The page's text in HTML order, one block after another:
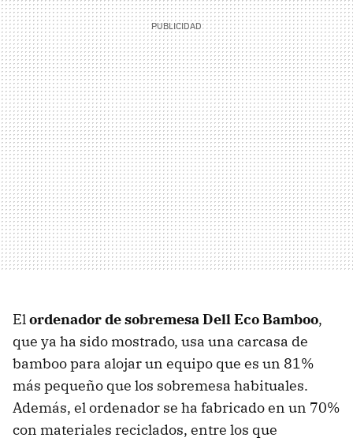
Elordenador de sobremesa Dell Eco Bamboo,
que ya ha sido mostrado, usa una carcasa de
bamboo para alojar un equipo que es un 81%
más pequeño que los sobremesa habituales.
Además, el ordenador se ha fabricado en un 70%
con materiales reciclados, entre los que